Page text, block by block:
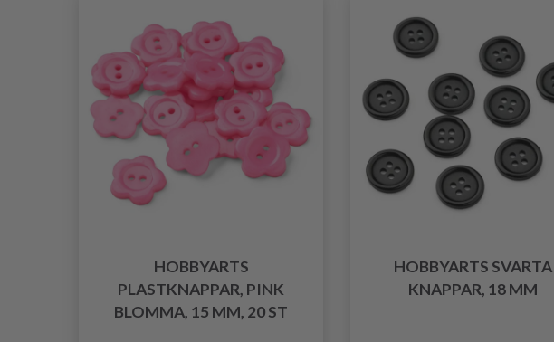
HOBBYARTS
PLASTKNAPPAR, PINK
BLOMMA, 15 MM, 20 ST
HOBBYARTS SVARTA
KNAPPAR, 18 MM